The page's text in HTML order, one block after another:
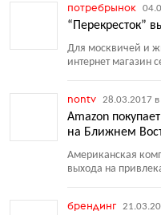
потребрынок
“Перекресток”
Для москвичей и
интернет магазин
nontv 28.03.2017 в
Amazon
на Ближнем
Американская
выхода на
брендинг